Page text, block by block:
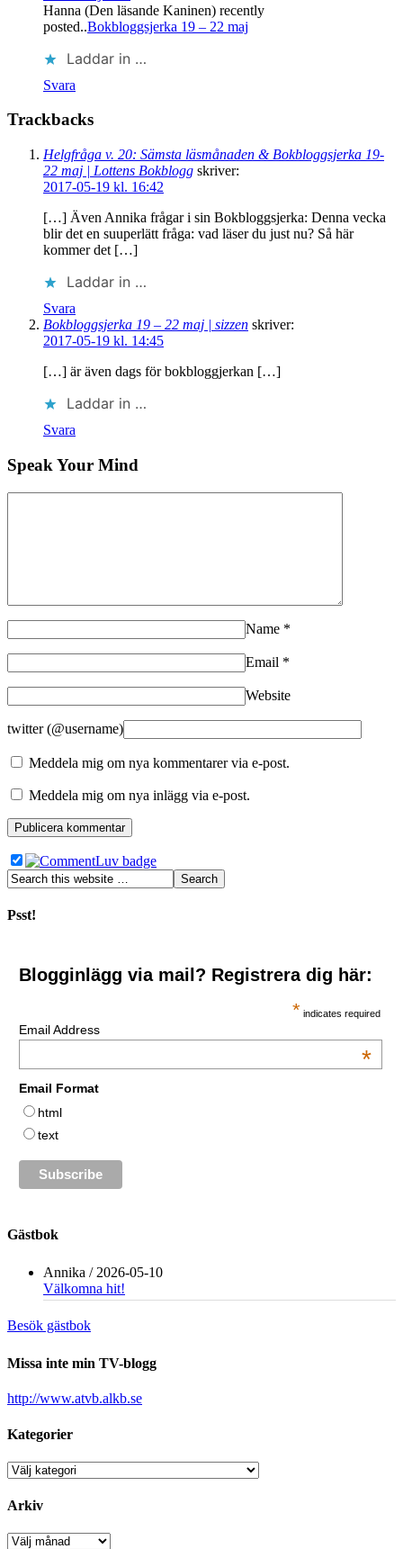
Hanna (Den läsande Kaninen) recently
posted..Bokbloggsjerka 19 – 22 maj
Laddar in …
Svara
Trackbacks
Helgfråga v. 20: Sämsta läsmånaden & Bokbloggsjerka 19-
22 maj | Lottens Bokblogg skriver:
2017-05-19 kl. 16:42
[…] Även Annika frågar i sin Bokbloggsjerka: Denna vecka
blir det en suuperlätt fråga: vad läser du just nu? Så här
kommer det […]
Laddar in …
Svara
Bokbloggsjerka 19 – 22 maj | sizzen skriver:
2017-05-19 kl. 14:45
[…] är även dags för bokbloggjerkan […]
Laddar in …
Svara
Speak Your Mind
Name *
Email *
Website
twitter (@username)
Meddela mig om nya kommentarer via e-post.
Meddela mig om nya inlägg via e-post.
Psst!
Blogginlägg via mail? Registrera dig här:
* indicates required
Email Address
*
Email Format
html
text
Gästbok
Annika / 2026-05-10
Välkomna hit!
Besök gästbok
Missa inte min TV-blogg
http://www.atvb.alkb.se
Kategorier
Kategorier
Arkiv
Arkiv